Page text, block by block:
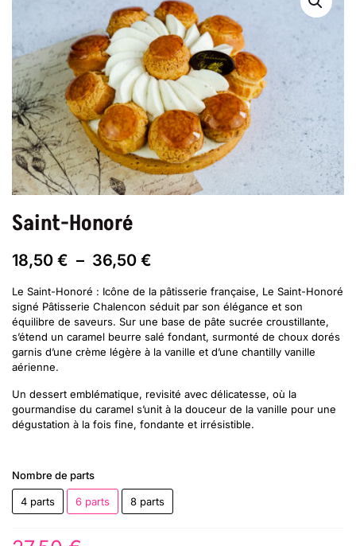
Saint-Honoré
18,50 € – 36,50 €
prix :
18,50 €
à
36,50 €
Le Saint-Honoré : Icône de la pâtisserie française, Le Saint-Honoré
signé Pâtisserie Chalencon séduit par son élégance et son
équilibre de saveurs. Sur une base de pâte sucrée croustillante,
s’étend un caramel beurre salé fondant, surmonté de choux dorés
garnis d’une crème légère à la vanille et d’une chantilly vanille
aérienne.
Un dessert emblématique, revisité avec délicatesse, où la
gourmandise du caramel s’unit à la douceur de la vanille pour une
dégustation à la fois fine, fondante et irrésistible.
Nombre de parts
4 parts 6 parts 8 parts